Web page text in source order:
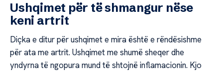
Ushqimet për të shmangur nëse
keni artrit
Diçka e ditur për ushqimet e mira është e rëndësishme
për ata me artrit. Ushqimet me shumë sheqer dhe
yndyrna të ngopura mund të shtojnë inflamacionin. Kjo